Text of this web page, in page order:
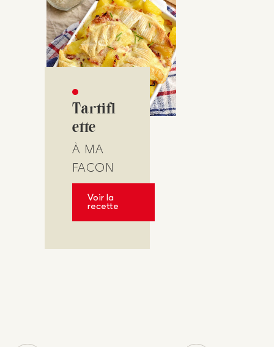
Tartifl
ette
À MA
FACON
Voir la
recette